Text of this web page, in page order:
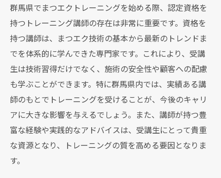
群馬県でまつエクトレーニングを始める際、認定資格を
持つトレーニング講師の存在は非常に重要です。資格を
持つ講師は、まつエク技術の基本から最新のトレンドま
でを体系的に学んできた専門家です。これにより、受講
生は技術習得だけでなく、施術の安全性や顧客への配慮
も学ぶことができます。特に群馬県内では、実績ある講
師のもとでトレーニングを受けることが、今後のキャリ
アに大きな影響を与えるでしょう。また、講師が持つ豊
富な経験や実践的なアドバイスは、受講生にとって貴重
な資源となり、トレーニングの質を高める要因となりま
す。